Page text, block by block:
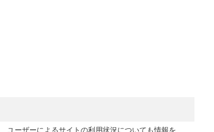
ユーザーによるサイトの利用状況についても情報を